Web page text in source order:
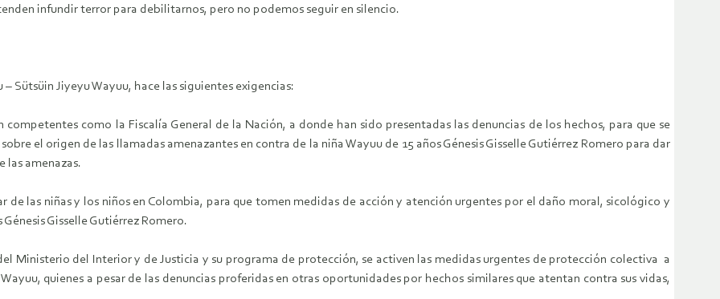
infundir terror para debilitarnos, pero no podemos seguir en silencio.
Sütsüin Jiyeyu Wayuu, hace las siguientes exigencias:
como la Fiscalía General de la Nación, a donde han sido presentadas las denuncias de los hechos, para que se
el origen de las llamadas amenazantes en contra de la niña Wayuu de 15 años Génesis Gisselle Gutiérrez Romero para dar
las amenazas.
las niñas y los niños en Colombia, para que tomen medidas de acción y atención urgentes por el daño moral, sicológico y
Gisselle Gutiérrez Romero.
Ministerio del Interior y de Justicia y su programa de protección, se activen las medidas urgentes de protección colectiva a
quienes a pesar de las denuncias proferidas en otras oportunidades por hechos similares que atentan contra sus vidas,